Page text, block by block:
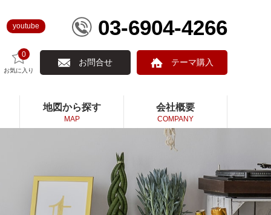
youtube 03-6904-4266
0
お気に入り
お問合せ テーマ購入
地図から探す
MAP
会社概要
COMPANY